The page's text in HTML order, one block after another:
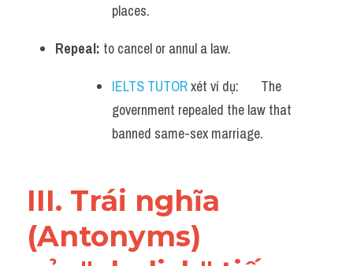
places.
Repeal: to cancel or annul a law.
IELTS TUTOR xét ví dụ:       The
government repealed the law that
banned same-sex marriage.
III. Trái nghĩa
(Antonyms)